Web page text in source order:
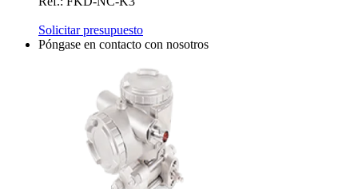
Solicitar presupuesto
Póngase en contacto con nosotros